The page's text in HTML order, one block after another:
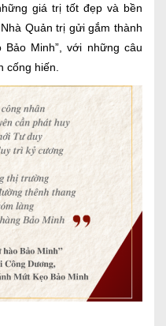
giá trị tốt đẹp và bền
Quản trị gửi gắm thành
Minh”, với những câu
cống hiến.